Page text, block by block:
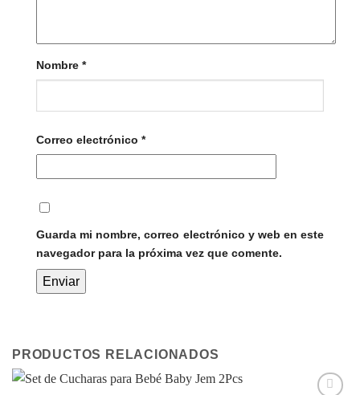
Nombre *
Correo electrónico *
Guarda mi nombre, correo electrónico y web en este
navegador para la próxima vez que comente.
PRODUCTOS RELACIONADOS